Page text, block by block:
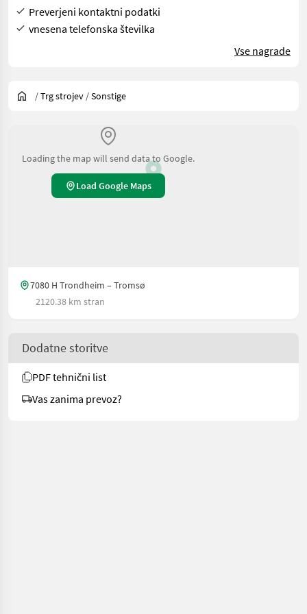
Preverjeni kontaktni podatki
vnesena telefonska številka
Vse nagrade
/Trg strojev /Sonstige
Loading the map will send data to Google.
Load Google Maps
7080 H Trondheim – Tromsø
2120.38 km stran
Dodatne storitve
PDF tehnični list
Vas zanima prevoz?